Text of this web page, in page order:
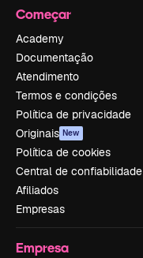
Começar
Academy
Documentação
Atendimento
Termos e condições
Política de privacidade
Originais New
Política de cookies
Central de confiabilidade
Afiliados
Empresas
Empresa